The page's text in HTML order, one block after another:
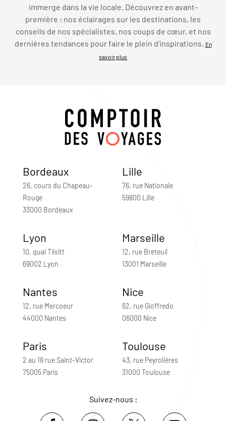
immerge dans la vie locale. Découvrez en avant-
première : nos éclairages sur les destinations, les
conseils de nos spécialistes, nos coups de cœur, et nos
dernières tendances pour faire le plein d’inspirations.
En
savoir plus
Bordeaux
26, cours du Chapeau-
Rouge
33000 Bordeaux
Lille
76, rue Nationale
59800 Lille
Lyon
10, quai Tilsitt
69002 Lyon
Marseille
12, rue Breteuil
13001 Marseille
Nantes
12, rue Mercoeur
44000 Nantes
Nice
62, rue Gioffredo
06000 Nice
Paris
2 au 18 rue Saint-Victor
75005 Paris
Toulouse
43, rue Peyrolières
31000 Toulouse
Suivez-nous :